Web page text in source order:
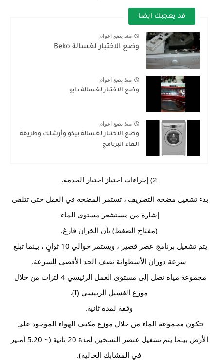
قد يعجبك ايضا
منذ بضع اعوام
وضع الاختبار لغسالة Beko
منذ بضع اعوام
وضع الاختبار لغسالة دايو
منذ بضع اعوام
وضع الاختبار لغسالة بيكو وأرشلك وطريقة
الغاء البرنامج
2) إجراءات اجتياز اختبار الخدمة.
إشارة من مستشعر مستوى الماء
(مفتاح الضغط) بأن الخزان فارغ.
سرعة دوران الأسطوانة نصف الحد الأقصى للسرعة.
موزع الغسيل الرئيسي (I).
وقفة لمدة ثانية.
في المشابك الحالية).